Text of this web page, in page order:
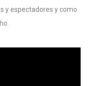
y espectadores y como